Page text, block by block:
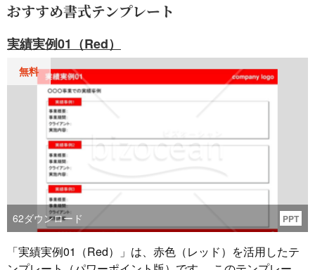
おすすめ書式テンプレート
実績実例01（Red）
無料
62ダウンロード PPT
「実績実例01（Red）」は、赤色（レッド）を活用したテ